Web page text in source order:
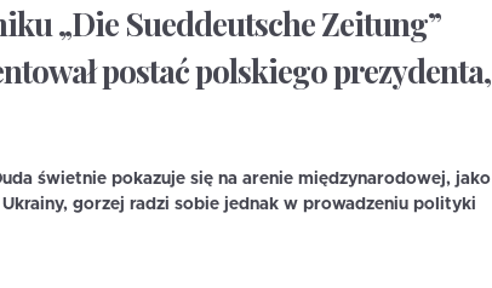
„Die Sueddeutsche Zeitung”
postać polskiego prezydenta,
świetnie pokazuje się na arenie międzynarodowej, jako
gorzej radzi sobie jednak w prowadzeniu polityki